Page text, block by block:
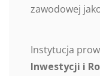
zawodowej
Instytucja
Inwestycji i